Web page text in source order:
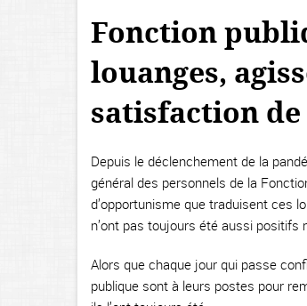
Fonction
louanges,
satisfaction
Depuis le déclenchement de la
général des personnels de la
d’opportunisme que traduisent ces
n’ont pas toujours été aussi positifs
Alors que chaque jour qui passe
publique sont à leurs postes pour